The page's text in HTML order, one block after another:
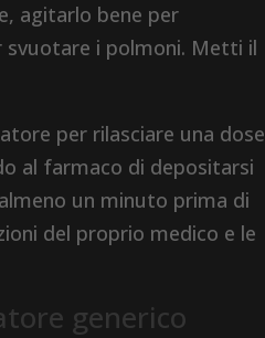
agitarlo bene per
i polmoni. Metti il
per rilasciare una dose
al farmaco di depositarsi
un minuto prima di
del proprio medico e le
generico